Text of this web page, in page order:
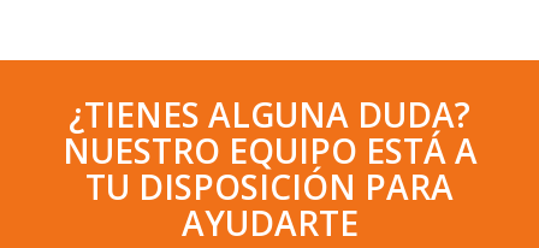
¿TIENES ALGUNA DUDA?
NUESTRO EQUIPO ESTÁ A
TU DISPOSICIÓN PARA
AYUDARTE